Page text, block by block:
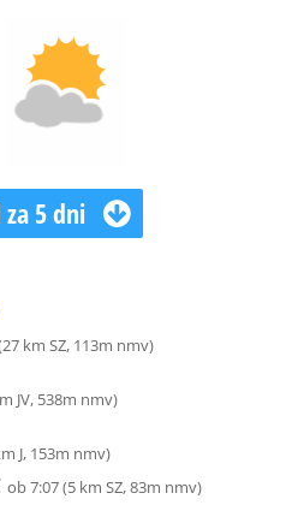
5 dni
km SZ, 113m nmv)
JV, 538m nmv)
J, 153m nmv)
ob 7:07 (5 km SZ, 83m nmv)